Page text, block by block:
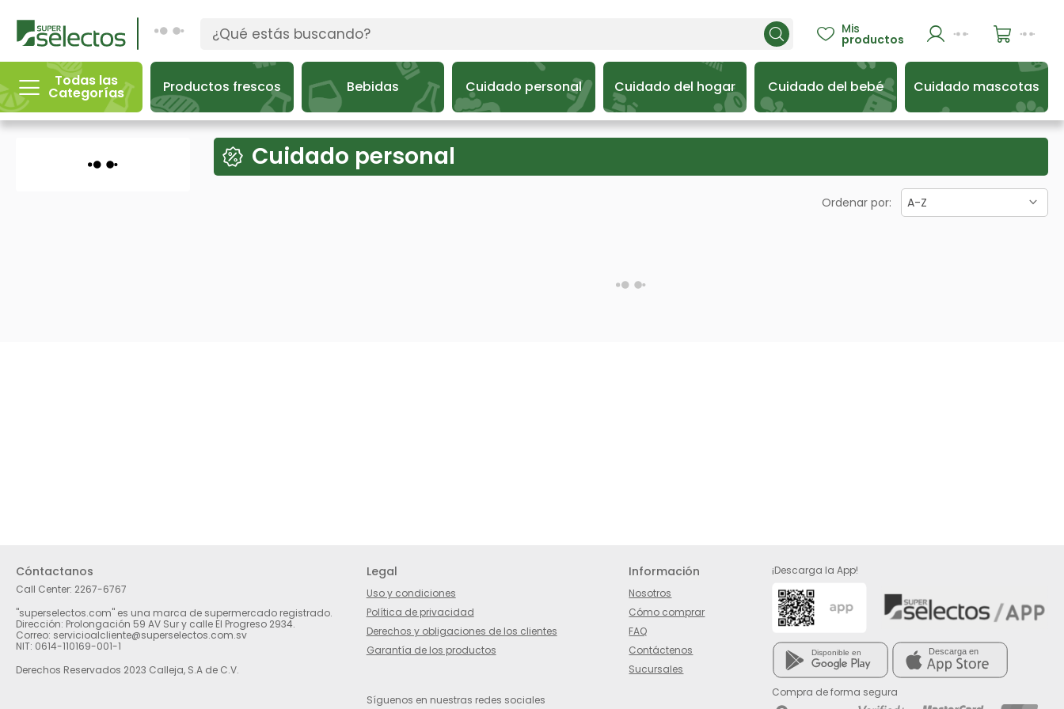
 Mis
productos
Todas las
Categorías Productos frescos Bebidas Cuidado personal Cuidado del hogar Cuidado del bebé Cuidado mascotas
Cuidado personal
Ordenar por: A-Z
Cóntactanos
Call Center: 2267-6767
"superselectos.com" es una marca de supermercado registrado.
Dirección: Prolongación 59 AV Sur y calle El Progreso 2934.
Correo: servicioalcliente@superselectos.com.sv
NIT: 0614-110169-001-1
Derechos Reservados 2023 Calleja, S.A de C.V.
Legal
Uso y condiciones
Política de privacidad
Derechos y obligaciones de los clientes
Garantía de los productos
Información
Nosotros
Cómo comprar
FAQ
Contáctenos
Sucursales
Síguenos en nuestras redes sociales
¡Descarga la App!
Compra de forma segura